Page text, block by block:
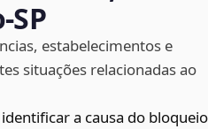
estabelecimentos e
situações relacionadas ao
a causa do bloqueio